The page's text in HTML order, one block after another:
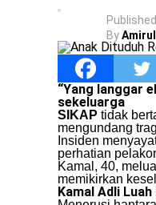
Published
ByAmirul
“Yang langgar
sekeluarga
SIKAP tidak
mengundang
​Insiden
perhatian
​Kamal, 40,
memikirkan
Kamal Adli